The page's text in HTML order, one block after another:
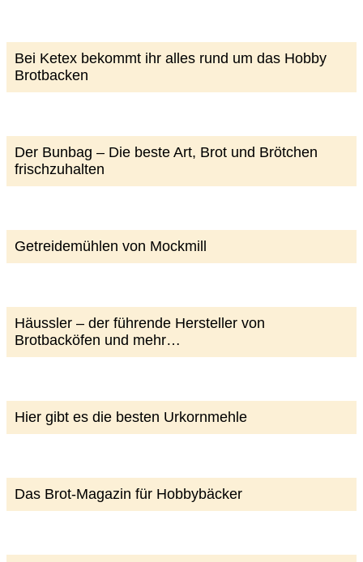
Bei Ketex bekommt ihr alles rund um das Hobby
Brotbacken
Der Bunbag – Die beste Art, Brot und Brötchen
frischzuhalten
Getreidemühlen von Mockmill
Häussler – der führende Hersteller von
Brotbacköfen und mehr…
Hier gibt es die besten Urkornmehle
Das Brot-Magazin für Hobbybäcker